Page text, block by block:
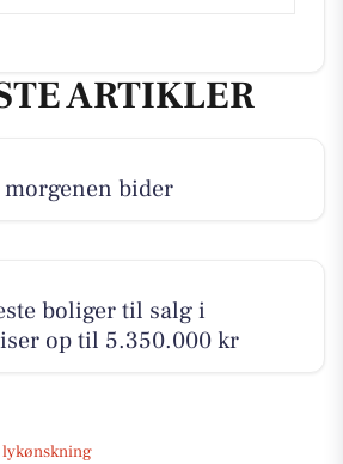
ARTIKLER
morgenen bider
boliger til salg i
op til 5.350.000 kr
lykønskning